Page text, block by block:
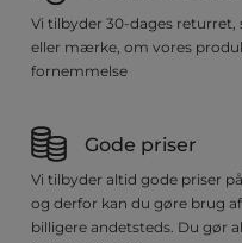
Vi tilbyder 30-dages
eller mærke, om vores
fornemmelse
Gode priser
Vi tilbyder altid gode priser
og derfor kan du gøre brug
billigere andetsteds. Du gør